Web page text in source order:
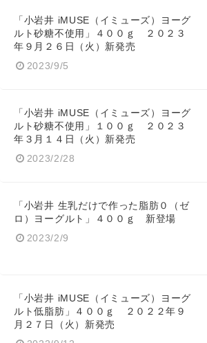
「小岩井 iMUSE（イミューズ）ヨーグ
ルト砂糖不使用」４００ｇ ２０２３
年９月２６日（火）新発売
2023/9/5
「小岩井 iMUSE（イミューズ）ヨーグ
ルト砂糖不使用」１００ｇ ２０２３
年３月１４日（火）新発売
2023/2/28
「小岩井 生乳だけで作った脂肪０（ゼ
ロ）ヨーグルト」４００ｇ 新登場
2023/2/9
「小岩井 iMUSE（イミューズ）ヨーグ
ルト低脂肪」４００ｇ ２０２２年９
月２７日（火）新発売